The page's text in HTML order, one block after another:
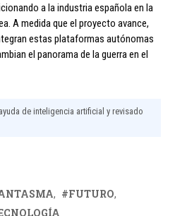
a la industria española en la
A medida que el proyecto avance,
estas plataformas autónomas
el panorama de la guerra en el
de inteligencia artificial y revisado
FUTURO